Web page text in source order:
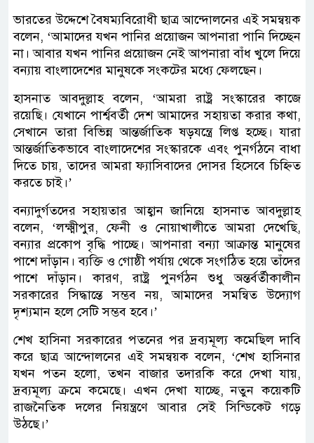
ভারতের উদ্দেশে বৈষম্যবিরোধী ছাত্র আন্দোলনের এই সমন্বয়ক
বলেন, ‘আমাদের যখন পানির প্রয়োজন আপনারা পানি দিচ্ছেন
না। আবার যখন পানির প্রয়োজন নেই আপনারা বাঁধ খুলে দিয়ে
বন্যায় বাংলাদেশের মানুষকে সংকটের মধ্যে ফেলছেন।
হাসনাত আবদুল্লাহ বলেন, ‘আমরা রাষ্ট্র সংস্কারের কাজে
রয়েছি। যেখানে পার্শ্ববর্তী দেশ আমাদের সহায়তা করার কথা,
সেখানে তারা বিভিন্ন আন্তর্জাতিক ষড়যন্ত্রে লিপ্ত হচ্ছে। যারা
আন্তর্জাতিকভাবে বাংলাদেশের সংস্কারকে এবং পুনর্গঠনে বাধা
দিতে চায়, তাদের আমরা ফ্যাসিবাদের দোসর হিসেবে চিহ্নিত
করতে চাই।’
বন্যাদুর্গতদের সহায়তার আহ্বান জানিয়ে হাসনাত আবদুল্লাহ
বলেন, ‘লক্ষ্মীপুর, ফেনী ও নোয়াখালীতে আমরা দেখেছি,
বন্যার প্রকোপ বৃদ্ধি পাচ্ছে। আপনারা বন্যা আক্রান্ত মানুষের
পাশে দাঁড়ান। ব্যক্তি ও গোষ্ঠী পর্যায় থেকে সংগঠিত হয়ে তাঁদের
পাশে দাঁড়ান। কারণ, রাষ্ট্র পুনর্গঠন শুধু অন্তর্বর্তীকালীন
সরকারের সিদ্ধান্তে সম্ভব নয়, আমাদের সমন্বিত উদ্যোগ
দৃশ্যমান হলে সেটি সম্ভব হবে।’
শেখ হাসিনা সরকারের পতনের পর দ্রব্যমূল্য কমেছিল দাবি
করে ছাত্র আন্দোলনের এই সমন্বয়ক বলেন, ‘শেখ হাসিনার
যখন পতন হলো, তখন বাজার তদারকি করে দেখা যায়,
দ্রব্যমূল্য ক্রমে কমেছে। এখন দেখা যাচ্ছে, নতুন কয়েকটি
রাজনৈতিক দলের নিয়ন্ত্রণে আবার সেই সিন্ডিকেট গড়ে
উঠছে।’